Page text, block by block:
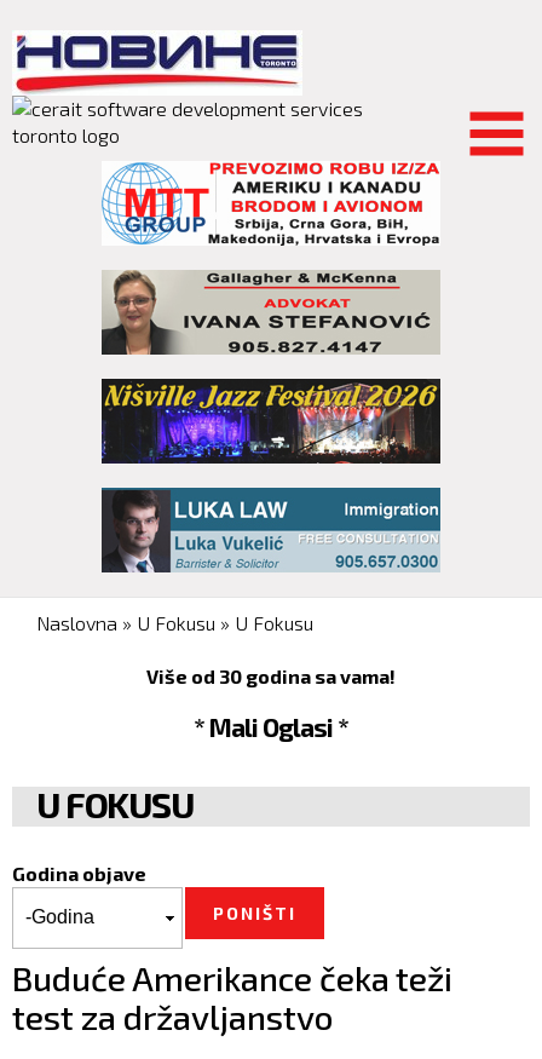
main
content
You are here
Naslovna » U Fokusu » U Fokusu
Više od 30 godina sa vama!
* Mali Oglasi *
U FOKUSU
Godina objave
Buduće Amerikance čeka teži
test za državljanstvo